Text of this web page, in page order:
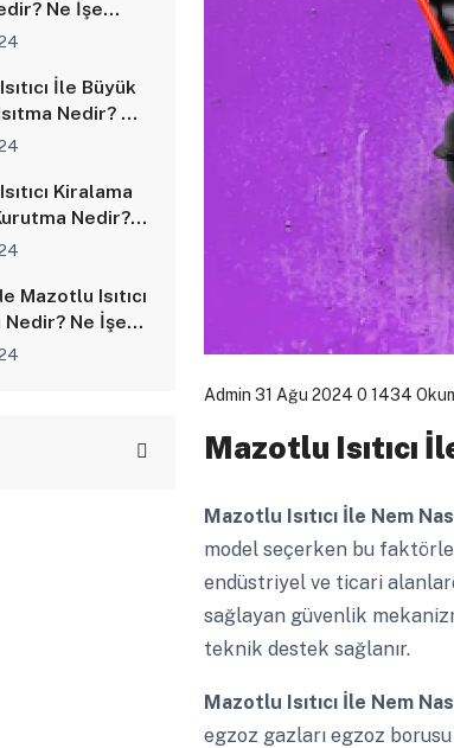
Ne İşe
İle Büyük
Nedir? Ne
Kiralama
Nedir?
Mazotlu Isıtıcı
Nedir? Ne İşe
Admin 31 Ağu 2024 0 1434
Mazotlu Isıtıcı
Mazotlu Isıtıcı İle Nem
model seçerken bu
endüstriyel ve ticari
sağlayan güvenlik
teknik destek sağlanır.
Mazotlu Isıtıcı İle Nem
egzoz gazları egzoz borusu